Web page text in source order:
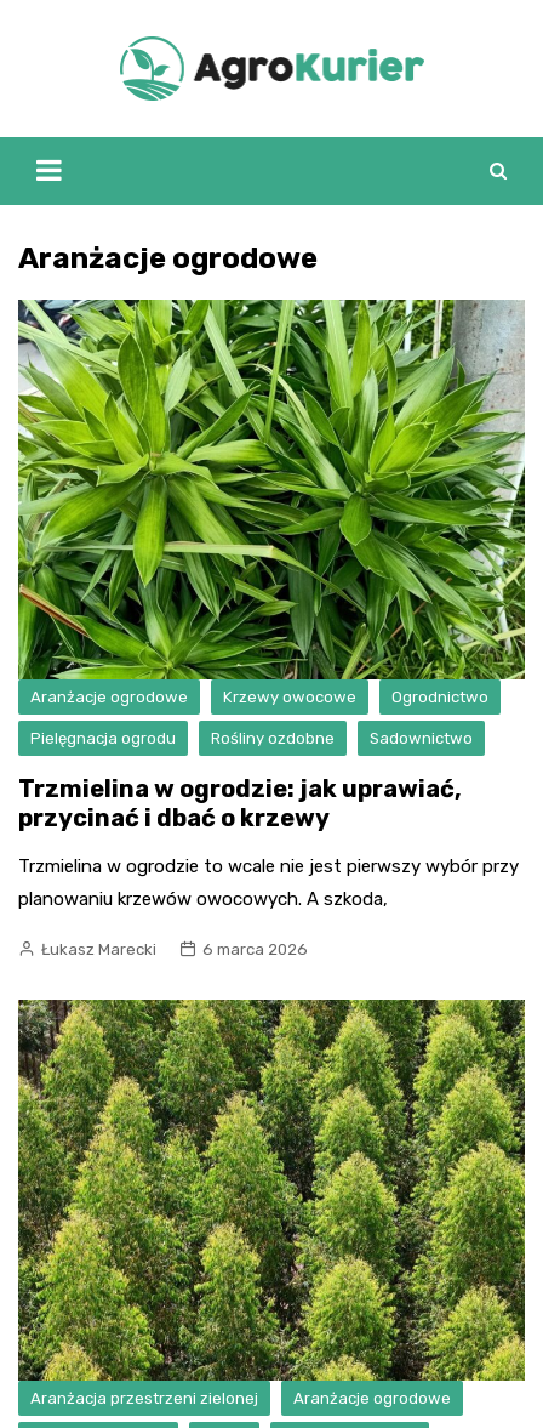
Aranżacje ogrodowe
Aranżacje ogrodowe Krzewy owocowe Ogrodnictwo
Pielęgnacja ogrodu Rośliny ozdobne Sadownictwo
Trzmielina w ogrodzie: jak uprawiać,
przycinać i dbać o krzewy
Trzmielina w ogrodzie to wcale nie jest pierwszy wybór przy
planowaniu krzewów owocowych. A szkoda,
Łukasz Marecki 6 marca 2026
Aranżacja przestrzeni zielonej Aranżacje ogrodowe